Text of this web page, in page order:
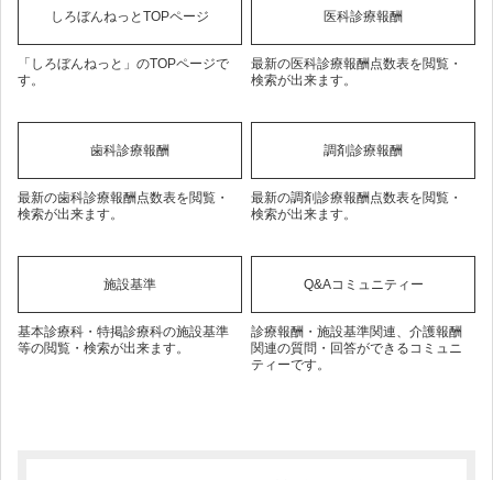
しろぼんねっとTOPページ
「しろぼんねっと」のTOPページで
す。
医科診療報酬
最新の医科診療報酬点数表を閲覧・
検索が出来ます。
歯科診療報酬
最新の歯科診療報酬点数表を閲覧・
検索が出来ます。
調剤診療報酬
最新の調剤診療報酬点数表を閲覧・
検索が出来ます。
施設基準
基本診療科・特掲診療科の施設基準
等の閲覧・検索が出来ます。
Q&Aコミュニティー
診療報酬・施設基準関連、介護報酬
関連の質問・回答ができるコミュニ
ティーです。